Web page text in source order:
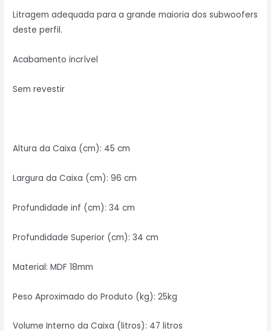
Litragem adequada para a grande maioria dos subwoofers
deste perfil.
Acabamento incrível
Sem revestir
Altura da Caixa (cm): 45 cm
Largura da Caixa (cm): 96 cm
Profundidade inf (cm): 34 cm
Profundidade Superior (cm): 34 cm
Material: MDF 18mm
Peso Aproximado do Produto (kg): 25kg
Volume Interno da Caixa (litros): 47 litros